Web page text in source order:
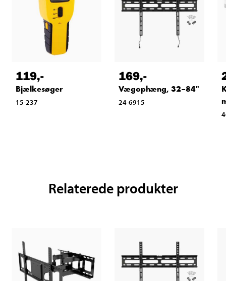
119,-
Bjælkesøger
15-237
169,-
Vægophæng, 32–84"
24-6915
Relaterede produkter